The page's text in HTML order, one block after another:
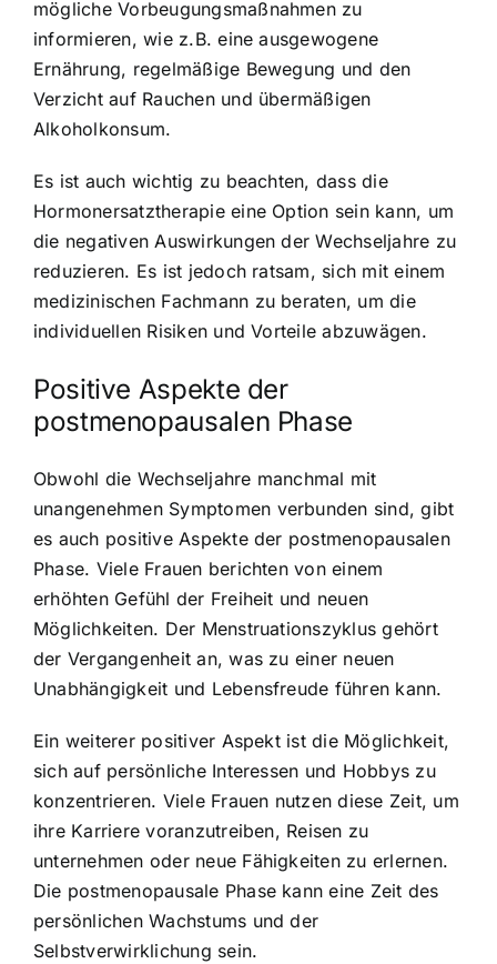
mögliche Vorbeugungsmaßnahmen zu
informieren, wie z.B. eine ausgewogene
Ernährung, regelmäßige Bewegung und den
Verzicht auf Rauchen und übermäßigen
Alkoholkonsum.
Es ist auch wichtig zu beachten, dass die
Hormonersatztherapie eine Option sein kann, um
die negativen Auswirkungen der Wechseljahre zu
reduzieren. Es ist jedoch ratsam, sich mit einem
medizinischen Fachmann zu beraten, um die
individuellen Risiken und Vorteile abzuwägen.
Positive Aspekte der
postmenopausalen Phase
Obwohl die Wechseljahre manchmal mit
unangenehmen Symptomen verbunden sind, gibt
es auch positive Aspekte der postmenopausalen
Phase. Viele Frauen berichten von einem
erhöhten Gefühl der Freiheit und neuen
Möglichkeiten. Der Menstruationszyklus gehört
der Vergangenheit an, was zu einer neuen
Unabhängigkeit und Lebensfreude führen kann.
Ein weiterer positiver Aspekt ist die Möglichkeit,
sich auf persönliche Interessen und Hobbys zu
konzentrieren. Viele Frauen nutzen diese Zeit, um
ihre Karriere voranzutreiben, Reisen zu
unternehmen oder neue Fähigkeiten zu erlernen.
Die postmenopausale Phase kann eine Zeit des
persönlichen Wachstums und der
Selbstverwirklichung sein.